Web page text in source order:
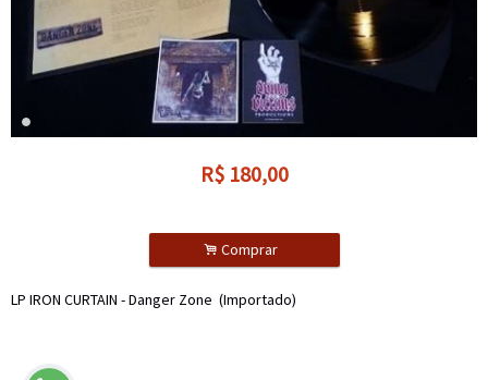
R$ 180,00
. Comprar
LP IRON CURTAIN - Danger Zone (Importado)